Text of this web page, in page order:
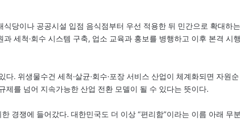
당이나 공공시설 입점 음식점부터 우선 적용한 뒤 민간으로 확대하는
세척·회수 시스템 구축, 업소 교육과 홍보를 병행하고 이후 본격 시행
. 위생물수건 세척·살균·회수·포장 서비스 산업이 체계화되면 자원순
제를 넘어 지속가능한 산업 전환 모델이 될 수 있다는 뜻이다.
경쟁에 들어갔다. 대한민국도 더 이상 “편리함”이라는 이름 아래 무분